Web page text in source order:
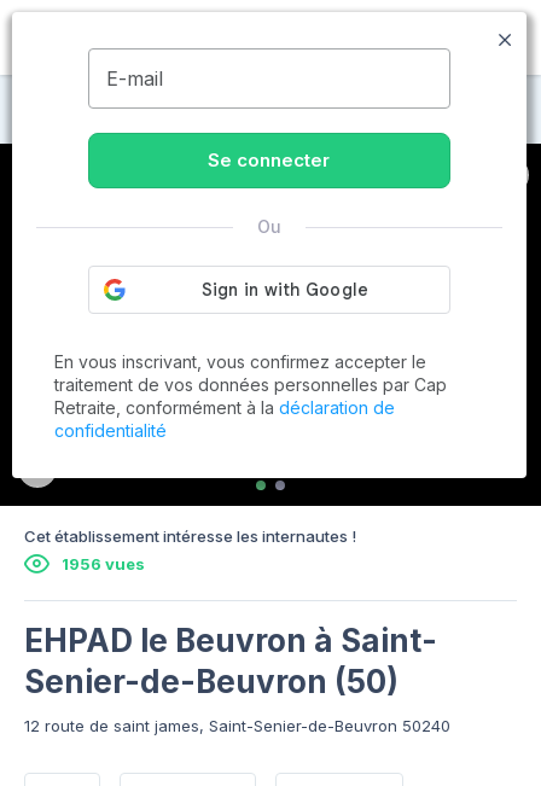
MENU
Maisons de retraite à Saint-Senier-de-Beuvron
Cet établissement intéresse les internautes !
1956 vues
EHPAD le Beuvron à Saint-
Senier-de-Beuvron (50)
12 route de saint james, Saint-Senier-de-Beuvron 50240
E-mail
Se connecter
Ou
En vous inscrivant, vous confirmez accepter le
traitement de vos données personnelles par Cap
Retraite, conformément à la déclaration de
confidentialité